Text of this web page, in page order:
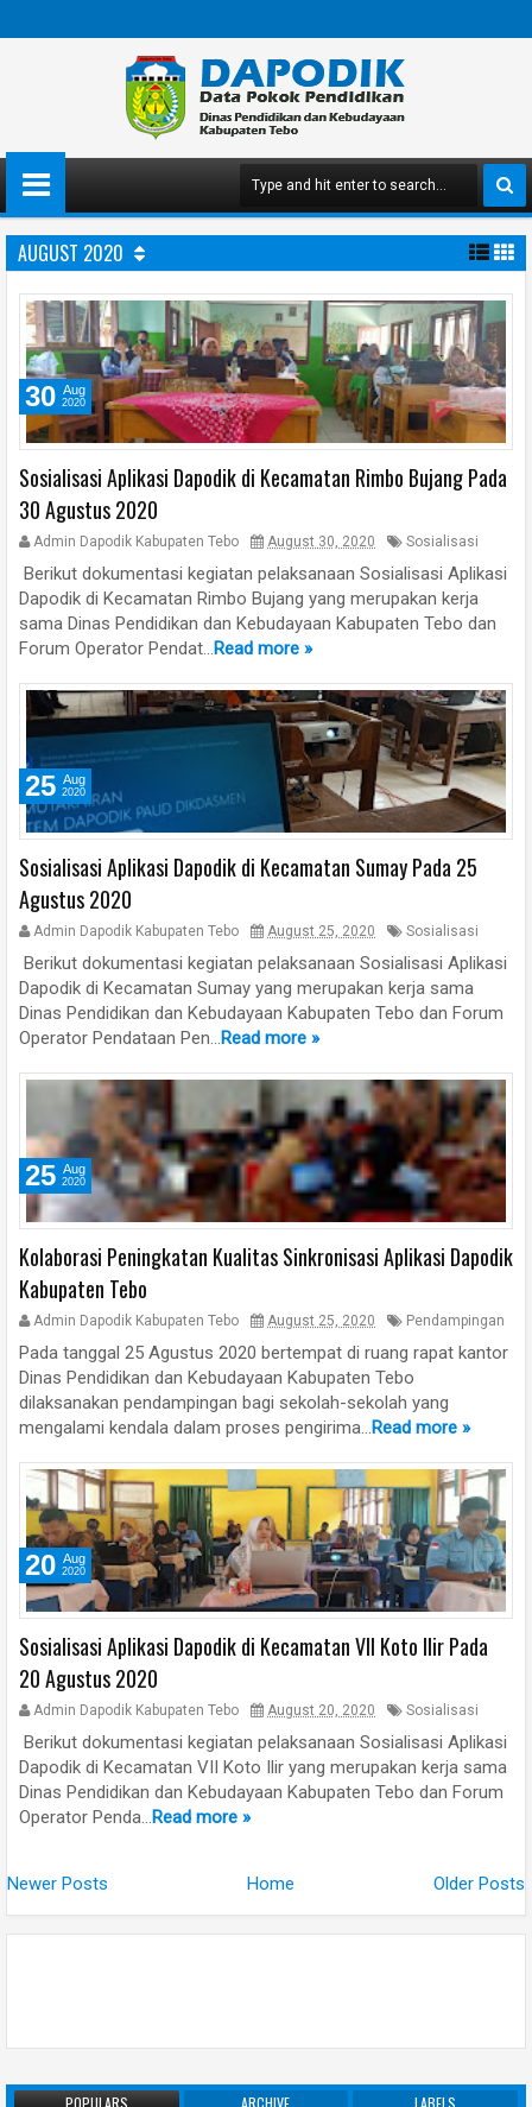
AUGUST 2020
Sosialisasi Aplikasi Dapodik di Kecamatan Rimbo Bujang Pada
30 Agustus 2020
Admin Dapodik Kabupaten Tebo August 30, 2020 Sosialisasi
Berikut dokumentasi kegiatan pelaksanaan Sosialisasi Aplikasi
Dapodik di Kecamatan Rimbo Bujang yang merupakan kerja
sama Dinas Pendidikan dan Kebudayaan Kabupaten Tebo dan
Forum Operator Pendat...Read more »
30 Aug
2020
Sosialisasi Aplikasi Dapodik di Kecamatan Sumay Pada 25
Agustus 2020
Admin Dapodik Kabupaten Tebo August 25, 2020 Sosialisasi
Berikut dokumentasi kegiatan pelaksanaan Sosialisasi Aplikasi
Dapodik di Kecamatan Sumay yang merupakan kerja sama
Dinas Pendidikan dan Kebudayaan Kabupaten Tebo dan Forum
Operator Pendataan Pen...Read more »
25 Aug
2020
Kolaborasi Peningkatan Kualitas Sinkronisasi Aplikasi Dapodik
Kabupaten Tebo
Admin Dapodik Kabupaten Tebo August 25, 2020 Pendampingan
Pada tanggal 25 Agustus 2020 bertempat di ruang rapat kantor
Dinas Pendidikan dan Kebudayaan Kabupaten Tebo
dilaksanakan pendampingan bagi sekolah-sekolah yang
mengalami kendala dalam proses pengirima...Read more »
25 Aug
2020
Sosialisasi Aplikasi Dapodik di Kecamatan VII Koto Ilir Pada
20 Agustus 2020
Admin Dapodik Kabupaten Tebo August 20, 2020 Sosialisasi
Berikut dokumentasi kegiatan pelaksanaan Sosialisasi Aplikasi
Dapodik di Kecamatan VII Koto Ilir yang merupakan kerja sama
Dinas Pendidikan dan Kebudayaan Kabupaten Tebo dan Forum
Operator Penda...Read more »
20 Aug
2020
Newer Posts Older Posts
Home
POPULARS ARCHIVE LABELS